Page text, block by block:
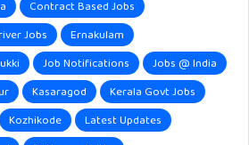
Contract Based Jobs
Jobs
Ernakulam
Job Notifications
Jobs @ India
Kasaragod
Kerala Govt Jobs
Kozhikode
Latest Updates